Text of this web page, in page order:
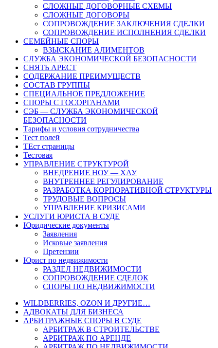
СЛОЖНЫЕ ДОГОВОРНЫЕ СХЕМЫ
СЛОЖНЫЕ ДОГОВОРЫ
СОПРОВОЖДЕНИЕ ЗАКЛЮЧЕНИЯ СДЕЛКИ
СОПРОВОЖДЕНИЕ ИСПОЛНЕНИЯ СДЕЛКИ
СЕМЕЙНЫЕ СПОРЫ
ВЗЫСКАНИЕ АЛИМЕНТОВ
СЛУЖБА ЭКОНОМИЧЕСКОЙ БЕЗОПАСНОСТИ
СНЯТЬ АРЕСТ
СОДЕРЖАНИЕ ПРЕИМУЩЕСТВ
СОСТАВ ГРУППЫ
СПЕЦИАЛЬНОЕ ПРЕДЛОЖЕНИЕ
СПОРЫ С ГОСОРГАНАМИ
СЭБ — СЛУЖБА ЭКОНОМИЧЕСКОЙ
БЕЗОПАСНОСТИ
Тарифы и условия сотрудничества
Тест полей
ТЕст страницы
Тестовая
УПРАВЛЕНИЕ СТРУКТУРОЙ
ВНЕДРЕНИЕ НОУ — ХАУ
ВНУТРЕННЕЕ РЕГУЛИРОВАНИЕ
РАЗРАБОТКА КОРПОРАТИВНОЙ СТРУКТУРЫ
ТРУДОВЫЕ ВОПРОСЫ
УПРАВЛЕНИЕ КРИЗИСАМИ
УСЛУГИ ЮРИСТА В СУДЕ
Юридические документы
Заявления
Исковые заявления
Претензии
Юрист по недвижимости
РАЗДЕЛ НЕДВИЖИМОСТИ
СОПРОВОЖДЕНИЕ СДЕЛОК
СПОРЫ ПО НЕДВИЖИМОСТИ
WILDBERRIES, OZON И ДРУГИЕ…
АДВОКАТЫ ДЛЯ БИЗНЕСА
АРБИТРАЖНЫЕ СПОРЫ В СУДЕ
АРБИТРАЖ В СТРОИТЕЛЬСТВЕ
АРБИТРАЖ ПО АРЕНДЕ